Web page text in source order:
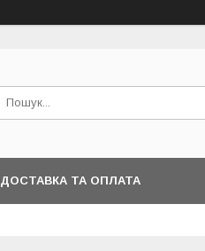
ДОСТАВКА ТА ОПЛАТА